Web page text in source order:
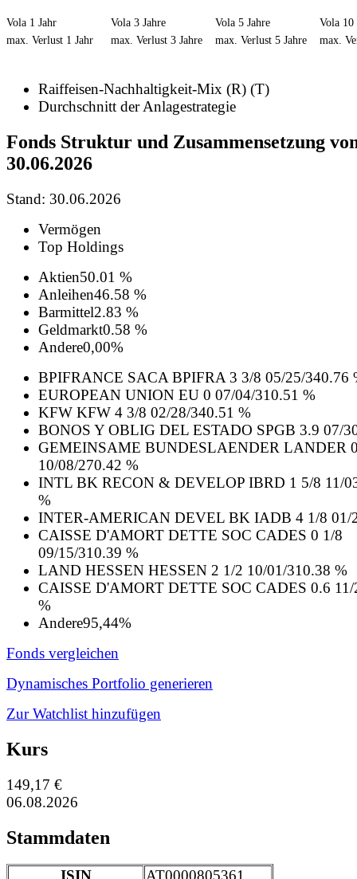
Vola 1 Jahr Vola 3 Jahre Vola 5 Jahre
Vola 10
max. Verlust 1 Jahr
max. Verlust 3 Jahre max. Verlust 5 Jahre max.
Raiffeisen-Nachhaltigkeit-Mix (R) (T)
Durchschnitt der Anlagestrategie
Fonds Struktur und Zusammensetzung
30.06.2026
Stand: 30.06.2026
Vermögen
Top Holdings
Aktien50.01 %
Anleihen46.58 %
Barmittel2.83 %
Geldmarkt0.58 %
Andere0,00%
BPIFRANCE SACA BPIFRA 3 3/8 05/25/340.76
EUROPEAN UNION EU 0 07/04/310.51 %
KFW KFW 4 3/8 02/28/340.51 %
BONOS Y OBLIG DEL ESTADO SPGB 3.9 07/
GEMEINSAME BUNDESLAENDER LANDER
10/08/270.42 %
INTL BK RECON & DEVELOP IBRD 1 5/8 11/
%
INTER-AMERICAN DEVEL BK IADB 4 1/8 01/
CAISSE D'AMORT DETTE SOC CADES 0 1/8
09/15/310.39 %
LAND HESSEN HESSEN 2 1/2 10/01/310.38 %
CAISSE D'AMORT DETTE SOC CADES 0.6 11/
%
Andere95,44%
Fonds vergleichen
Dynamisches Portfolio generieren
Zur Watchlist hinzufügen
Kurs
149,17 €
06.08.2026
Stammdaten